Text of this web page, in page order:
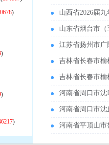
)
)
)
)
山西省2026届
山东省烟台市
江苏省扬州市广
吉林省长春市榆
吉林省长春市榆
河南省周口市沈
河南省周口市沈
河南省平顶山市